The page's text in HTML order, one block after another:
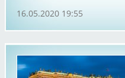
16.05.2020 19:55